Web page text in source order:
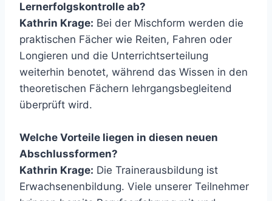
Lernerfolgskontrolle ab?
Kathrin Krage: Bei der Mischform werden die
praktischen Fächer wie Reiten, Fahren oder
Longieren und die Unterrichtserteilung
weiterhin benotet, während das Wissen in den
theoretischen Fächern lehrgangsbegleitend
überprüft wird.
Welche Vorteile liegen in diesen neuen
Abschlussformen?
Kathrin Krage: Die Trainerausbildung ist
Erwachsenenbildung. Viele unserer Teilnehmer